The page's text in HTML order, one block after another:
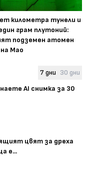
километра тунели и
грам плутоний:
подземен атомен
Мао
7 дни 30 дни
AI снимка за 30
цвят за дреха
е...